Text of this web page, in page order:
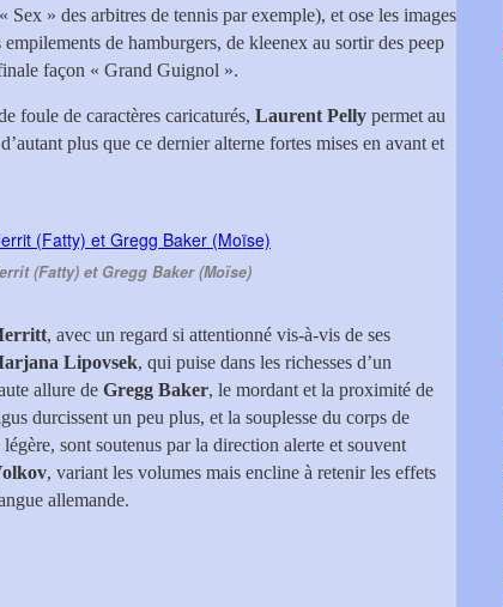
» des arbitres de tennis par exemple), et ose les images
de hamburgers, de kleenex au sortir des peep
façon « Grand Guignol ».
foule de caractères caricaturés, Laurent Pelly permet au
plus que ce dernier alterne fortes mises en avant et
(Fatty) et Gregg Baker (Moïse)
, avec un regard si attentionné vis-à-vis de ses
Lipovsek, qui puise dans les richesses d’un
allure de Gregg Baker, le mordant et la proximité de
durcissent un peu plus, et la souplesse du corps de
légère, sont soutenus par la direction alerte et souvent
, variant les volumes mais encline à retenir les effets
allemande.